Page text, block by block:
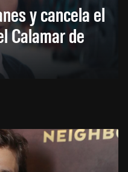
y cancela el
Calamar de